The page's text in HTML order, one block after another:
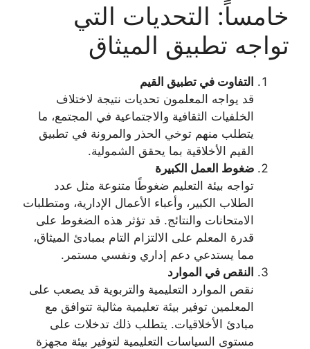
خامساً: التحديات التي
تواجه تطبيق الميثاق
التفاوت في تطبيق القيم
قد يواجه المعلمون تحديات نتيجة لاختلاف
الخلفيات الثقافية والاجتماعية في المجتمع، ما
يتطلب منهم توخي الحذر والمرونة في تطبيق
القيم الأخلاقية بما يحقق الشمولية.
ضغوط العمل الكبيرة
تواجه بيئة التعليم ضغوطًا متنوعة مثل عدد
الطلاب الكبير، وأعباء الأعمال الإدارية، ومتطلبات
الامتحانات والنتائج. قد تؤثر هذه الضغوط على
قدرة المعلم على الالتزام التام بمبادئ الميثاق،
مما يستدعي دعم إداري ونفسي مستمر.
النقص في الموارد
نقص الموارد التعليمية والتربوية قد يصعب على
المعلمين توفير بيئة تعليمية مثالية تتوافق مع
مبادئ الأخلاقيات. يتطلب ذلك تدخلات على
مستوى السياسات التعليمية لتوفير بيئة مجهزة